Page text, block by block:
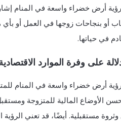
رؤية أرض خضراء واسعة في المنام
أو بنجاحات زوجها في العمل أو
في حياتها.
أرض خضراء واسعة في المنام
الأوضاع المالية للمتزوجة
وثروة مستقبلية. أيضًا، قد تعني